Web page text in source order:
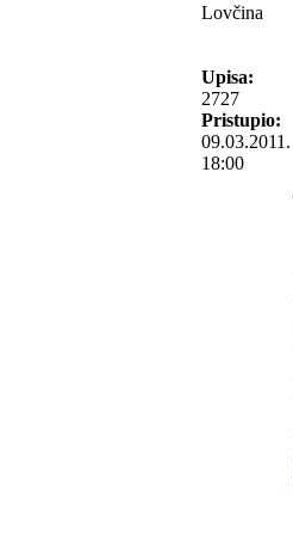
Lovčina
Upisa:
2727
Pristupio:
09.03.2011.
18:00